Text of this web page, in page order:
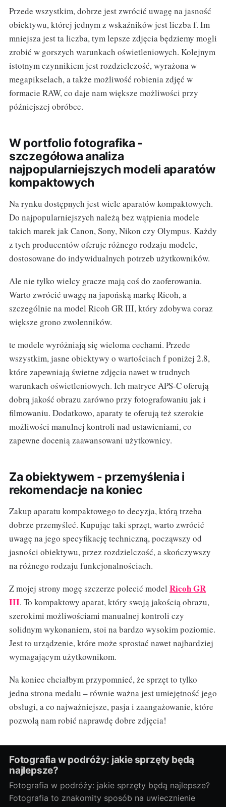
Przede wszystkim, dobrze jest zwrócić uwagę na jasność
obiektywu, której jednym z wskaźników jest liczba f. Im
mniejsza jest ta liczba, tym lepsze zdjęcia będziemy mogli
zrobić w gorszych warunkach oświetleniowych. Kolejnym
istotnym czynnikiem jest rozdzielczość, wyrażona w
megapikselach, a także możliwość robienia zdjęć w
formacie RAW, co daje nam większe możliwości przy
późniejszej obróbce.
W portfolio fotografika -
szczegółowa analiza
najpopularniejszych modeli aparatów
kompaktowych
Na rynku dostępnych jest wiele aparatów kompaktowych.
Do najpopularniejszych należą bez wątpienia modele
takich marek jak Canon, Sony, Nikon czy Olympus. Każdy
z tych producentów oferuje różnego rodzaju modele,
dostosowane do indywidualnych potrzeb użytkowników.
Ale nie tylko wielcy gracze mają coś do zaoferowania.
Warto zwrócić uwagę na japońską markę Ricoh, a
szczególnie na model Ricoh GR III, który zdobywa coraz
większe grono zwolenników.
te modele wyróżniają się wieloma cechami. Przede
wszystkim, jasne obiektywy o wartościach f poniżej 2.8,
które zapewniają świetne zdjęcia nawet w trudnych
warunkach oświetleniowych. Ich matryce APS-C oferują
dobrą jakość obrazu zarówno przy fotografowaniu jak i
filmowaniu. Dodatkowo, aparaty te oferują też szerokie
możliwości manulnej kontroli nad ustawieniami, co
zapewne docenią zaawansowani użytkownicy.
Za obiektywem - przemyślenia i
rekomendacje na koniec
Zakup aparatu kompaktowego to decyzja, którą trzeba
dobrze przemyśleć. Kupując taki sprzęt, warto zwrócić
uwagę na jego specyfikację techniczną, począwszy od
jasności obiektywu, przez rozdzielczość, a skończywszy
na różnego rodzaju funkcjonalnościach.
Z mojej strony mogę szczerze polecić model Ricoh GR
III. To kompaktowy aparat, który swoją jakością obrazu,
szerokimi możliwościami manualnej kontroli czy
solidnym wykonaniem, stoi na bardzo wysokim poziomie.
Jest to urządzenie, które może sprostać nawet najbardziej
wymagającym użytkownikom.
Na koniec chciałbym przypomnieć, że sprzęt to tylko
jedna strona medalu – równie ważna jest umiejętność jego
obsługi, a co najważniejsze, pasja i zaangażowanie, które
pozwolą nam robić naprawdę dobre zdjęcia!
Fotografia w podróży: jakie sprzęty będą
najlepsze?
Fotografia w podróży: jakie sprzęty będą najlepsze?
Fotografia to znakomity sposób na uwiecznienie